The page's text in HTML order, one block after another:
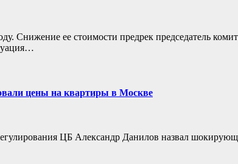
Снижение ее стоимости предрек председатель
цены на квартиры в Москве
ЦБ Александр Данилов назвал